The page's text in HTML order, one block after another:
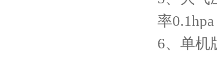
率
6、单机